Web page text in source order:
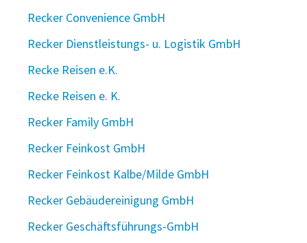
Recker Convenience GmbH
Recker Dienstleistungs- u. Logistik GmbH
Recke Reisen e.K.
Recke Reisen e. K.
Recker Family GmbH
Recker Feinkost GmbH
Recker Feinkost Kalbe/Milde GmbH
Recker Gebäudereinigung GmbH
Recker Geschäftsführungs-GmbH